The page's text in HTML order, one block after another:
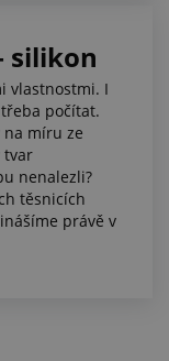
silikon
vlastnostmi. I
počítat.
na míru ze
tvar
nenalezli?
těsnicích
právě v